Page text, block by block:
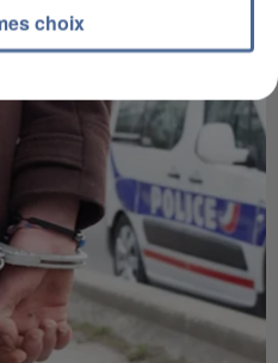
SUPPOSÉS DE LA DZ
choix